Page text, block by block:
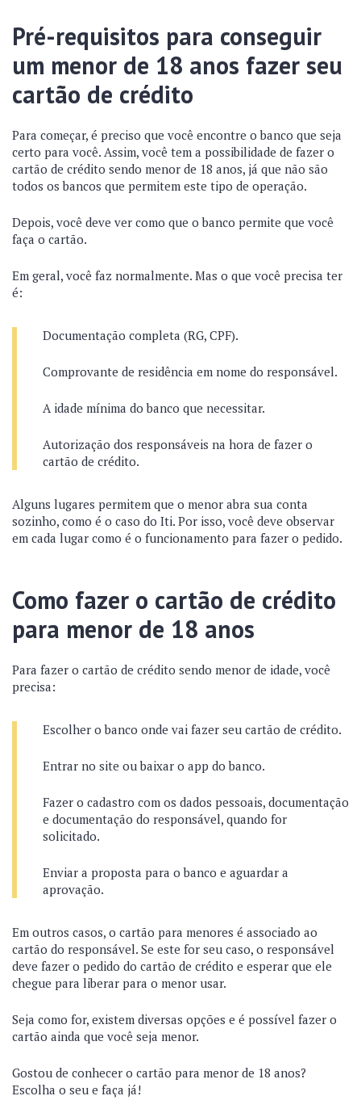
Pré-requisitos para conseguir
um menor de 18 anos fazer seu
cartão de crédito
Para começar, é preciso que você encontre o banco que seja
certo para você. Assim, você tem a possibilidade de fazer o
cartão de crédito sendo menor de 18 anos, já que não são
todos os bancos que permitem este tipo de operação.
Depois, você deve ver como que o banco permite que você
faça o cartão.
Em geral, você faz normalmente. Mas o que você precisa ter
é:
Documentação completa (RG, CPF).
Comprovante de residência em nome do responsável.
A idade mínima do banco que necessitar.
Autorização dos responsáveis na hora de fazer o
cartão de crédito.
Alguns lugares permitem que o menor abra sua conta
sozinho, como é o caso do Iti. Por isso, você deve observar
em cada lugar como é o funcionamento para fazer o pedido.
Como fazer o cartão de crédito
para menor de 18 anos
Para fazer o cartão de crédito sendo menor de idade, você
precisa:
Escolher o banco onde vai fazer seu cartão de crédito.
Entrar no site ou baixar o app do banco.
Fazer o cadastro com os dados pessoais, documentação
e documentação do responsável, quando for
solicitado.
Enviar a proposta para o banco e aguardar a
aprovação.
Em outros casos, o cartão para menores é associado ao
cartão do responsável. Se este for seu caso, o responsável
deve fazer o pedido do cartão de crédito e esperar que ele
chegue para liberar para o menor usar.
Seja como for, existem diversas opções e é possível fazer o
cartão ainda que você seja menor.
Gostou de conhecer o cartão para menor de 18 anos?
Escolha o seu e faça já!